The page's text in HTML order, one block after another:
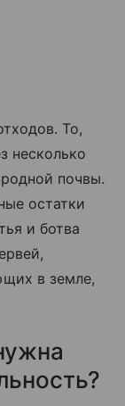
То,
несколько
почвы.
остатки
и ботва
в земле,